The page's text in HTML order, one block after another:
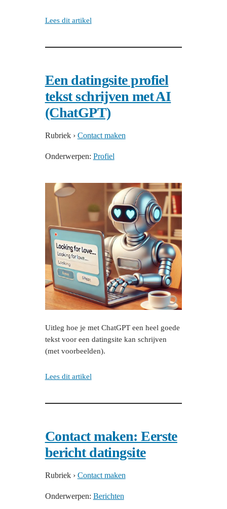
Lees dit artikel
Een datingsite profiel
tekst schrijven met AI
(ChatGPT)
Rubriek › Contact maken
Onderwerpen: Profiel
Uitleg hoe je met ChatGPT een heel goede
tekst voor een datingsite kan schrijven
(met voorbeelden).
Lees dit artikel
Contact maken: Eerste
bericht datingsite
Rubriek › Contact maken
Onderwerpen: Berichten